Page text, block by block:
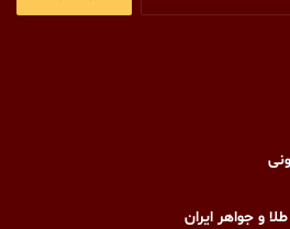
و جواهر ایران